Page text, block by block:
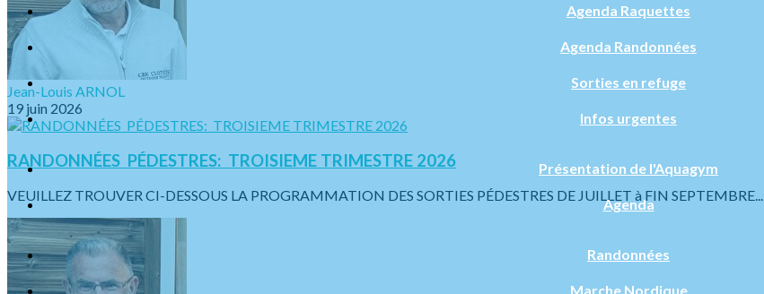
Agenda Raquettes
Agenda Randonnées
Sorties en refuge
Infos urgentes
Présentation de l'Aquagym
Agenda
Randonnées
Marche Nordique
Jean-Louis ARNOL
19 juin 2026
RANDONNÉES PÉDESTRES: TROISIEME TRIMESTRE 2026
VEUILLEZ TROUVER CI-DESSOUS LA PROGRAMMATION DES SORTIES PÉDESTRES DE JUILLET à FIN SEPTEMBRE...